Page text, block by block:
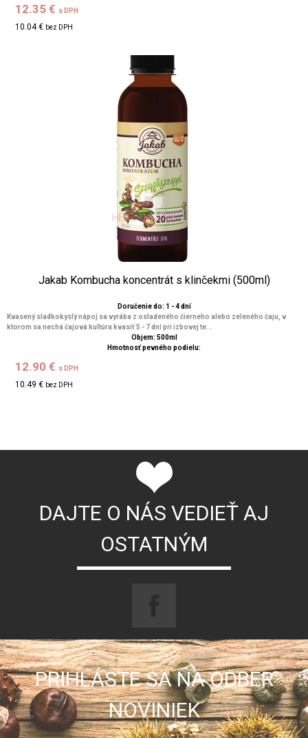
12.35 € s DPH
10.04 € bez DPH
Jakab Kombucha koncentrát s klinčekmi (500ml)
Doručenie do: 1 - 4 dní
Kvasený sladkokyslý nápoj sa vyrába z osladeného čierneho alebo zeleného čaju, v
ktorom sa nechá čajová kultúra kvasiť 5 - 7 dní pri izbovej te...
Objem: 500ml
Hmotnosť pevného podielu:
12.90 € s DPH
10.49 € bez DPH
DAJTE O NÁS VEDIEŤ AJ
OSTATNÝM
PRIHLÁSTE SA NA ODBER
NOVINIEK